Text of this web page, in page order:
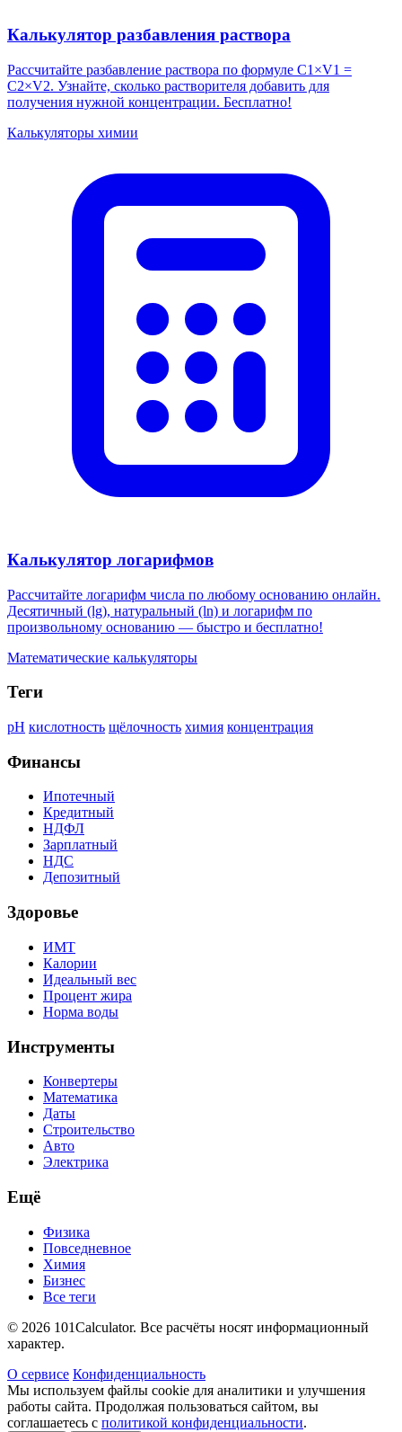
Калькулятор разбавления раствора
Рассчитайте разбавление раствора по формуле C1×V1 =
C2×V2. Узнайте, сколько растворителя добавить для
получения нужной концентрации. Бесплатно!
Калькуляторы химии
Калькулятор логарифмов
Рассчитайте логарифм числа по любому основанию онлайн.
Десятичный (lg), натуральный (ln) и логарифм по
произвольному основанию — быстро и бесплатно!
Математические калькуляторы
Теги
pH кислотность щёлочность химия концентрация
Финансы
Ипотечный
Кредитный
НДФЛ
Зарплатный
НДС
Депозитный
Здоровье
ИМТ
Калории
Идеальный вес
Процент жира
Норма воды
Инструменты
Конвертеры
Математика
Даты
Строительство
Авто
Электрика
Ещё
Физика
Повседневное
Химия
Бизнес
Все теги
© 2026 101Calculator. Все расчёты носят информационный
характер.
О сервисе Конфиденциальность
Мы используем файлы cookie для аналитики и улучшения
работы сайта. Продолжая пользоваться сайтом, вы
соглашаетесь с политикой конфиденциальности.